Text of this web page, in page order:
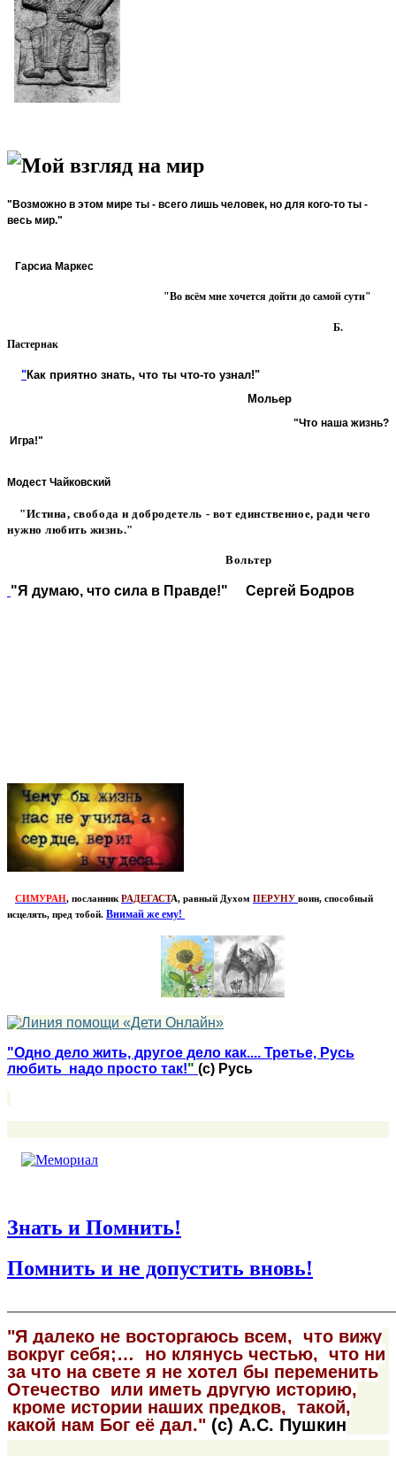
Мой взгляд на мир
"Возможно в этом мире ты - всего лишь человек, но для кого-то ты -
весь мир."
Гарсиа Маркес
"Во всём мне хочется дойти до самой сути"
Б.
Пастернак
"Как приятно знать, что ты что-то узнал!"
Мольер
"Что наша жизнь?
Игра!"
Модест Чайковский
"Истина, свобода и добродетель - вот единственное, ради чего
нужно любить жизнь."
Вольтер
"Я думаю, что сила в Правде!" Сергей Бодров
СИМУРАН, посланник РАДЕГАСТА, равный Духом ПЕРУНУ воин, способный
исцелять, пред тобой. Внимай же ему!
"Одно дело жить, другое дело как.... Третье, Русь
любить надо просто так!" (с) Русь
Знать и Помнить!
Помнить и не допустить вновь!
"Я далеко не восторгаюсь всем, что вижу
вокруг себя;… но клянусь честью, что ни
за что на свете я не хотел бы переменить
Отечество или иметь другую историю,
кроме истории наших предков, такой,
какой нам Бог её дал." (с) А.С. Пушкин